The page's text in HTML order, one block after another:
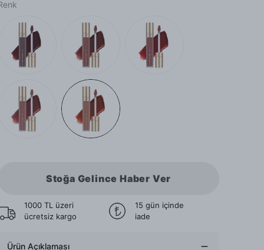
Stoğa Gelince Haber Ver
1000 TL üzeri
ücretsiz kargo
15 gün içinde
iade
Ürün Açıklaması